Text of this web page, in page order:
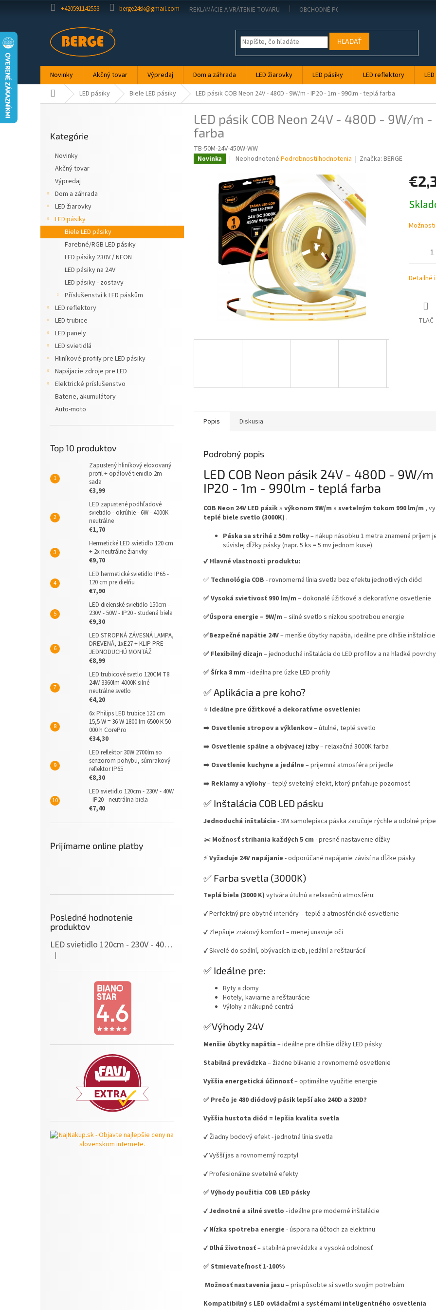
+420591142553 berge24sk@gmail.com REKLAMÁCIE A VRÁTENIE TOVARU OBCHODNÉ PODMIENKY
HĽADAŤ
Novinky Akčný tovar Výpredaj Dom a záhrada LED žiarovky LED pásiky LED reflektory
DomovLED pásiky Biele LED pásiky LED pásik COB Neon 24V - 480D - 9W/m - IP20 - 1m - 990lm - teplá farba
kategórie
Kategórie
Novinky
Akčný tovar
Výpredaj
Dom a záhrada
LED žiarovky
LED pásiky
Biele LED pásiky
Farebné/RGB LED pásiky
LED pásiky 230V / NEON
LED pásiky na 24V
LED pásiky - zostavy
Příslušenství k LED páskům
LED reflektory
LED trubice
LED panely
LED svietidlá
Hliníkové profily pre LED pásiky
Napájacie zdroje pre LED
Elektrické príslušenstvo
Baterie, akumulátory
Auto-moto
Top 10 produktov
Zapustený hliníkový eloxovaný
profil + opálové tienidlo 2m
sada
€3,99
LED zapustené podhľadové
svietidlo - okrúhle - 6W - 4000K
neutrálne
€1,70
Hermetické LED svietidlo 120 cm
+ 2x neutrálne žiarivky
€9,70
LED hermetické svietidlo IP65 -
120 cm pre dielňu
€7,90
LED dielenské svietidlo 150cm -
230V - 50W - IP20 - studená biela
€9,30
LED STROPNÁ ZÁVESNÁ LAMPA,
DREVENÁ, 1xE27 + KLIP PRE
JEDNODUCHÚ MONTÁŽ
€8,99
LED trubicové svetlo 120CM T8
24W 3360lm 4000K silné
neutrálne svetlo
€4,20
6x Philips LED trubice 120 cm
15,5 W = 36 W 1800 lm 6500 K 50
000 h CorePro
€34,30
LED reflektor 30W 2700lm so
senzorom pohybu, súmrakový
reflektor IP65
€8,30
LED svietidlo 120cm - 230V - 40W
- IP20 - neutrálna biela
€7,40
Prijímame online platby
Posledné hodnotenie
produktov
LED svietidlo 120cm - 230V - 40W - IP20 - neutrálna biela
Hodnotenie produktu je 5 z 5 hviezdičiek.
|
LED pásik COB Neon 24V - 480D - 9W/m
farba
TB-50M-24V-450W-WW
Novinka
Priemerné
produktu
0,0
z
5
hviezdičiek.
Neohodnotené Podrobnosti hodnotenia Značka:BERGE
cena:
Detailné
TLAČ
Popis Diskusia
Podrobný popis
LED COB Neon pásik 24V - 480D - 9W/
IP20 - 1m - 990lm - teplá farba
COB Neon 24V LED pásiks výkonom 9W/m a svetelným tokom 990 lm/m ,
teplé biele svetlo (3000K) .
Páska sa strihá z 50m rolky– nákup násobku 1 metra znamená príjem
súvislej dĺžky pásky (napr. 5 ks = 5 mv jednom kuse).
✔️ Hlavné vlastnosti produktu:
✅ Technológia COB - rovnomerná línia svetla bez efektu jednotlivých diód
✅ Vysoká svietivosť 990 lm/m – dokonalé úžitkové a dekoratívne osvetlenie
✅Úspora energie – 9W/m – silné svetlo s nízkou spotrebou energie
✅Bezpečné napätie 24V– menšie úbytky napätia, ideálne pre dlhšie inštalácie
✅ Flexibilný dizajn – jednoduchá inštalácia do LED profilov a na hladké povrchy
✅ Šírka 8 mm - ideálna pre úzke LED profily
✅ Aplikácia a pre koho?
⭐ Ideálne pre úžitkové a dekoratívne osvetlenie:
➡️ Osvetlenie stropov a výklenkov– útulné, teplé svetlo
➡️ Osvetlenie spálne a obývacej izby– relaxačná 3000K farba
➡️ Osvetlenie kuchyne a jedálne – príjemná atmosféra pri jedle
➡️ Reklamy a výlohy– teplý svetelný efekt, ktorý priťahuje pozornosť
✅ Inštalácia COB LED pásku
Jednoduchá inštalácia - 3M samolepiaca páska zaručuje rýchle a odolné
✂️ Možnosť strihania každých 5 cm - presné nastavenie dĺžky
⚡ Vyžaduje 24V napájanie - odporúčané napájanie závisí na dĺžke pásky
✅ Farba svetla (3000K)
Teplá biela (3000 K) vytvára útulnú a relaxačnú atmosféru:
✔️ Perfektný pre obytné interiéry – teplé a atmosférické osvetlenie
✔️ Zlepšuje zrakový komfort – menej unavuje oči
✔️ Skvelé do spální, obývacích izieb, jedální a reštaurácií
✅ Ideálne pre:
Byty a domy
Hotely, kaviarne a reštaurácie
Výlohy a nákupné centrá
✅Výhody 24V
Menšie úbytky napätia – ideálne pre dlhšie dĺžky LED pásky
Stabilná prevádzka – žiadne blikanie a rovnomerné osvetlenie
Vyššia energetická účinnosť– optimálne využitie energie
✅ Prečo je 480 diódový pásik lepší ako 240D a 320D?
Vyššia hustota diód = lepšia kvalita svetla
✔️ Žiadny bodový efekt - jednotná línia svetla
✔️ Vyšší jas a rovnomerný rozptyl
✔️ Profesionálne svetelné efekty
✅ Výhody použitia COB LED pásky
✔️Jednotné a silné svetlo - ideálne pre moderné inštalácie
✔️ Nízka spotreba energie - úspora na účtoch za elektrinu
✔️ Dlhá životnosť– stabilná prevádzka a vysoká odolnosť
✅ Stmievateľnosť 1-100%
Možnosť nastavenia jasu – prispôsobte si svetlo svojim potrebám
Kompatibilný s LED ovládačmi a systémami inteligentného osvetlenia